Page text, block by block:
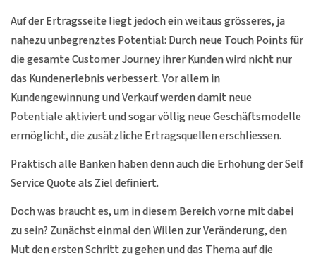
Auf der Ertragsseite liegt jedoch ein weitaus grösseres, ja
nahezu unbegrenztes Potential: Durch neue Touch Points für
die gesamte Customer Journey ihrer Kunden wird nicht nur
das Kundenerlebnis verbessert. Vor allem in
Kundengewinnung und Verkauf werden damit neue
Potentiale aktiviert und sogar völlig neue Geschäftsmodelle
ermöglicht, die zusätzliche Ertragsquellen erschliessen.
Praktisch alle Banken haben denn auch die Erhöhung der Self
Service Quote als Ziel definiert.
Doch was braucht es, um in diesem Bereich vorne mit dabei
zu sein? Zunächst einmal den Willen zur Veränderung, den
Mut den ersten Schritt zu gehen und das Thema auf die